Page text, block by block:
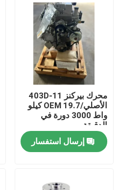
محرك بيركنز 403D-11
الأصلي/OEM 19.7 كيلو
واط 3000 دورة في
الدقيقة
إرسال استفسار